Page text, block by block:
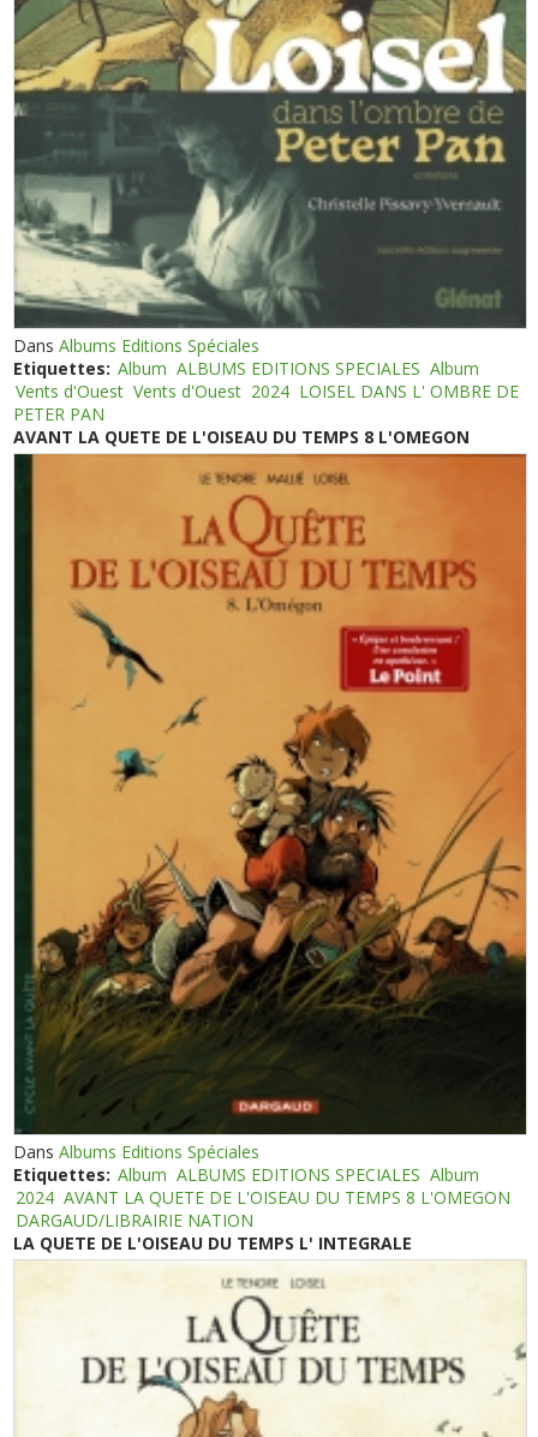
DansAlbums Editions Spéciales
Etiquettes: Album ALBUMS EDITIONS SPECIALES Album
Vents d'Ouest Vents d'Ouest 2024 LOISEL DANS L' OMBRE DE
PETER PAN
AVANT LA QUETE DE L'OISEAU DU TEMPS 8 L'OMEGON
DansAlbums Editions Spéciales
Etiquettes: Album ALBUMS EDITIONS SPECIALES Album
2024 AVANT LA QUETE DE L'OISEAU DU TEMPS 8 L'OMEGON
DARGAUD/LIBRAIRIE NATION
LA QUETE DE L'OISEAU DU TEMPS L' INTEGRALE